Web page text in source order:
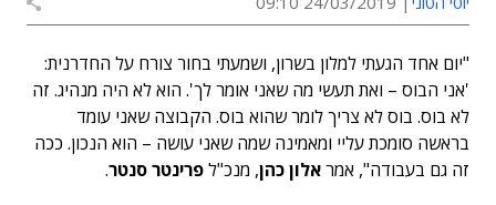
"יום אחד הגעתי למלון בשרון, ושמעתי בחור צורח על החדרנית:
'אני הבוס – ואת תעשי מה שאני אומר לך'. הוא לא היה מנהיג. זה
לא בוס. בוס לא צריך לומר שהוא בוס. הקבוצה שאני עומד
בראשה סומכת עליי ומאמינה שמה שאני עושה – הוא הנכון. ככה
זה גם בעבודה", אמראלון כהן, מנכ"לפרינטר סנטר.